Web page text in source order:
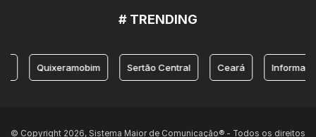
# TRENDING
Quixeramobim Sertão Central Ceará Informação
© Copyright 2026, Sistema Maior de Comunicação® - Todos os direitos